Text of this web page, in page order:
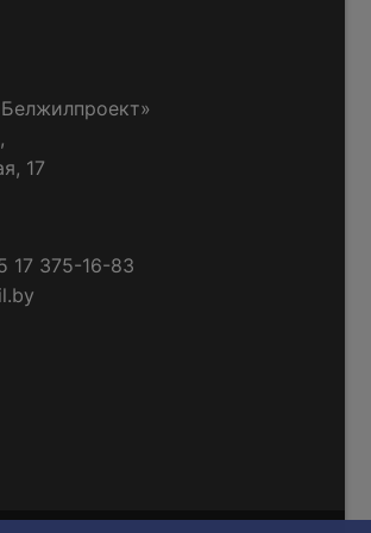
17
375-16-83